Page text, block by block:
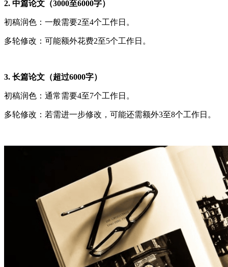
2. 中篇论文（3000至6000字）
初稿润色：一般需要2至4个工作日。
多轮修改：可能额外花费2至5个工作日。
3. 长篇论文（超过6000字）
初稿润色：通常需要4至7个工作日。
多轮修改：若需进一步修改，可能还需额外3至8个工作日。